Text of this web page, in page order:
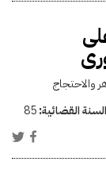
والاحتجاج
القضائية:85